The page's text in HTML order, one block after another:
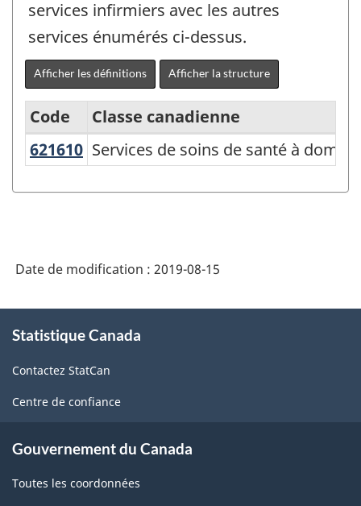
services infirmiers avec les autres
services énumérés ci-dessus.
Afficher les définitions Afficher la structure
Système
industries
l'Amérique
du
Nord
(SCIAN)
-
Code
Classe canadienne
621610 Services de soins de santé à
Services de soins de santé à
Date de modification : 2019-08-15
propos
ce
site
Statistique Canada
Contactez StatCan
Centre de confiance
Gouvernement du Canada
Toutes les coordonnées